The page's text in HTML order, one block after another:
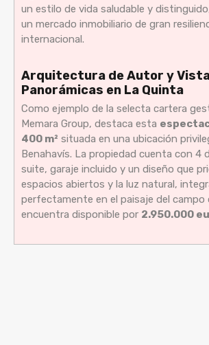
un estilo de vida saludable y
un mercado inmobiliario de gran
internacional.
Arquitectura de Autor y
Panorámicas en La Quinta
Como ejemplo de la selecta cartera
Memara Group, destaca esta
400 m² situada en una ubicación
Benahavís. La propiedad cuenta con 4
suite, garaje incluido y un diseño que
espacios abiertos y la luz natural,
perfectamente en el paisaje del campo
encuentra disponible por 2.950.000